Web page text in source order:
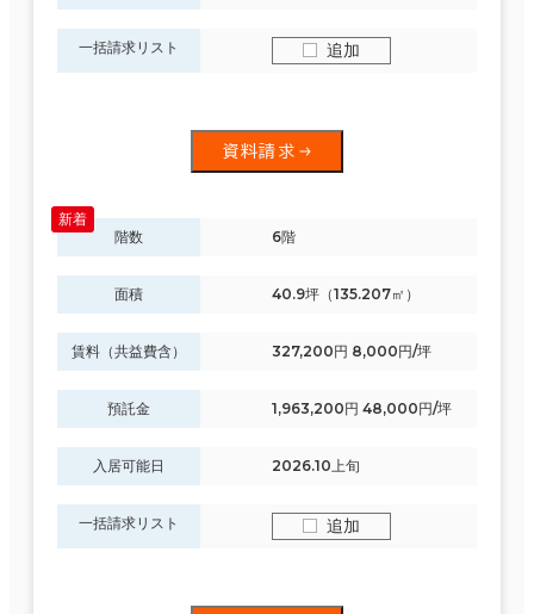
一括請求リスト 追加
資料請求
階数 6階
面積 40.9坪（135.207㎡）
賃料（共益費含） 327,200円 8,000円/坪
預託金 1,963,200円 48,000円/坪
入居可能日 2026.10上旬
一括請求リスト 追加